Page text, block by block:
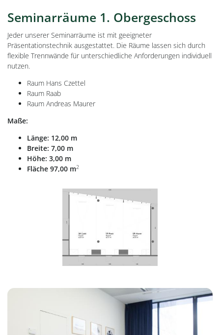
Seminarräume 1. Obergeschoss
Jeder unserer Seminarräume ist mit geeigneter
Präsentationstechnik ausgestattet. Die Räume lassen sich durch
flexible Trennwände für unterschiedliche Anforderungen individuell
nutzen.
Raum Hans Czettel
Raum Raab
Raum Andreas Maurer
Maße:
Länge: 12,00 m
Breite: 7,00 m
Höhe: 3,00 m
Fläche 97,00 m2